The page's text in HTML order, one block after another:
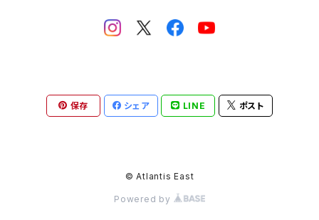
保存 シェア LINE ポスト
© Atlantis East
Powered by